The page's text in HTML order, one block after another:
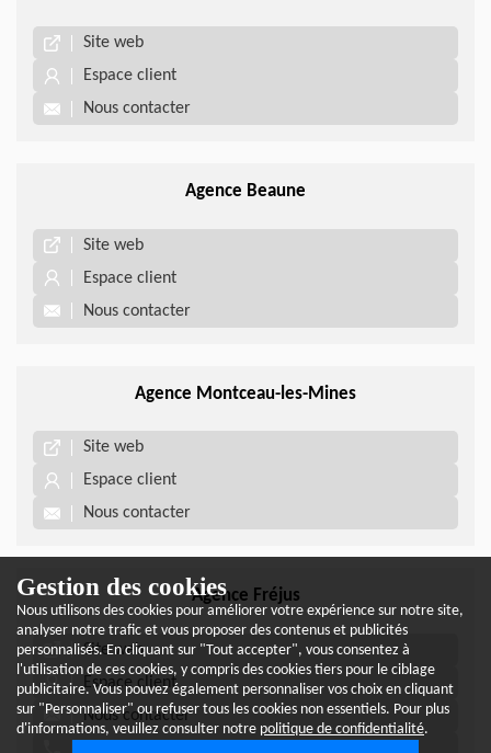
Gestion des cookies
Nous utilisons des cookies pour améliorer votre expérience sur notre site,
analyser notre trafic et vous proposer des contenus et publicités
personnalisés. En cliquant sur "Tout accepter", vous consentez à
l'utilisation de ces cookies, y compris des cookies tiers pour le ciblage
publicitaire. Vous pouvez également personnaliser vos choix en cliquant
sur "Personnaliser" ou refuser tous les cookies non essentiels. Pour plus
d'informations, veuillez consulter notre politique de confidentialité.
Site web
Espace client
Nous contacter
Agence Beaune
Site web
Espace client
Nous contacter
Agence Montceau-les-Mines
Site web
Espace client
Nous contacter
Agence Fréjus
Site web
Espace client
Nous contacter